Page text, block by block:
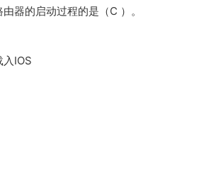
器的启动过程的是（C ）。
IOS